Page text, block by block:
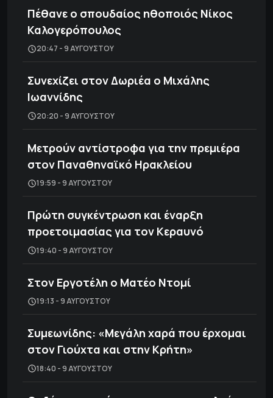
Πέθανε ο σπουδαίος ηθοποιός Νίκος
Καλογερόπουλος
20:47 - 9 ΑΥΓΟΎΣΤΟΥ
Συνεχίζει στον Δωριέα ο Μιχάλης
Ιωαννίδης
20:20 - 9 ΑΥΓΟΎΣΤΟΥ
Μετρούν αντίστροφα για την πρεμιέρα
στον Παναθηναϊκό Ηρακλείου
19:59 - 9 ΑΥΓΟΎΣΤΟΥ
Πρώτη συγκέντρωση και έναρξη
προετοιμασίας για τον Κεραυνό
19:40 - 9 ΑΥΓΟΎΣΤΟΥ
Στον Εργοτέλη ο Ματέο Ντομί
19:13 - 9 ΑΥΓΟΎΣΤΟΥ
Συμεωνίδης: «Μεγάλη χαρά που έρχομαι
στον Γιούχτα και στην Κρήτη»
18:40 - 9 ΑΥΓΟΎΣΤΟΥ